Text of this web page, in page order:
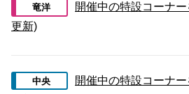
竜洋
開催中の特設コーナ
更新)
中央
開催中の特設コーナ